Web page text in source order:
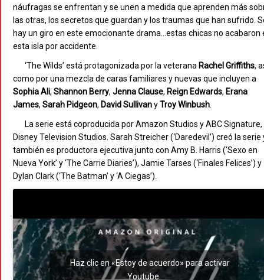
náufragas se enfrentan y se unen a medida que aprenden más
las otras, los secretos que guardan y los traumas que han sufrido.
hay un giro en este emocionante drama…estas chicas no acabaron
esta isla por accidente.
‘The Wilds’ está protagonizada por la veterana Rachel Griffiths,
como por una mezcla de caras familiares y nuevas que incluyen a
Sophia Ali, Shannon Berry, Jenna Clause, Reign Edwards, Erana
James, Sarah Pidgeon, David SullivanyTroy Winbush.
La serie está coproducida por Amazon Studios y ABC Signature,
Disney Television Studios. Sarah Streicher (‘Daredevil’) creó la serie
también es productora ejecutiva junto con Amy B. Harris (‘Sexo en
Nueva York’ y ‘The Carrie Diaries’), Jamie Tarses (‘Finales Felices’) y
Dylan Clark (‘The Batman’ y ‘A Ciegas’).
Haz clic en «Estoy de acuerdo» para activar
Youtube